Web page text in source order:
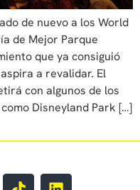
de nuevo a los World
de Mejor Parque
que ya consiguió
a revalidar. El
con algunos de los
Disneyland Park […]